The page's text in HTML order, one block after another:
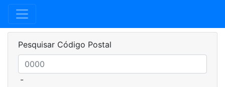
Pesquisar Código Postal
-